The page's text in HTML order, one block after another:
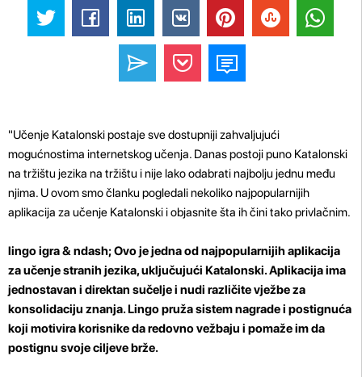
"Učenje Katalonski postaje sve dostupniji zahvaljujući
mogućnostima internetskog učenja. Danas postoji puno Katalonski
na tržištu jezika na tržištu i nije lako odabrati najbolju jednu među
njima. U ovom smo članku pogledali nekoliko najpopularnijih
aplikacija za učenje Katalonski i objasnite šta ih čini tako privlačnim.
lingo igra& ndash; Ovo je jedna od najpopularnijih aplikacija
za učenje stranih jezika, uključujući Katalonski. Aplikacija ima
jednostavan i direktan sučelje i nudi različite vježbe za
konsolidaciju znanja. Lingo pruža sistem nagrade i postignuća
koji motivira korisnike da redovno vežbaju i pomaže im da
postignu svoje ciljeve brže.